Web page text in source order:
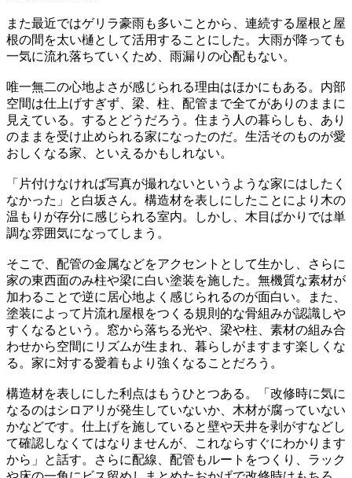
また最近ではゲリラ豪雨も多いことから、連続する屋根と屋
根の間を太い樋として活用することにした。大雨が降っても
一気に流れ落ちていくため、雨漏りの心配もない。
唯一無二の心地よさが感じられる理由はほかにもある。内部
空間は仕上げすぎず、梁、柱、配管まで全てがありのままに
見えている。するとどうだろう。住まう人の暮らしも、あり
のままを受け止められる家になったのだ。生活そのものが愛
おしくなる家、といえるかもしれない。
「片付けなければ写真が撮れないというような家にはしたく
なかった」と白坂さん。構造材を表しにしたことにより木の
温もりが存分に感じられる室内。しかし、木目ばかりでは単
調な雰囲気になってしまう。
そこで、配管の金属などをアクセントとして生かし、さらに
家の東西面のみ柱や梁に白い塗装を施した。無機質な素材が
加わることで逆に居心地よく感じられるのが面白い。また、
塗装によって片流れ屋根をつくる規則的な骨組みが認識しや
すくなるという。窓から落ちる光や、梁や柱、素材の組み合
わせから空間にリズムが生まれ、暮らしがますます楽しくな
る。家に対する愛着もより強くなることだろう。
構造材を表しにした利点はもうひとつある。「改修時に気に
なるのはシロアリが発生していないか、木材が腐っていない
かなどです。仕上げを施していると壁や天井を剥がすなどし
て確認しなくてはなりませんが、これならすぐにわかります
から」と話す。さらに配線、配管もルートをつくり、ラック